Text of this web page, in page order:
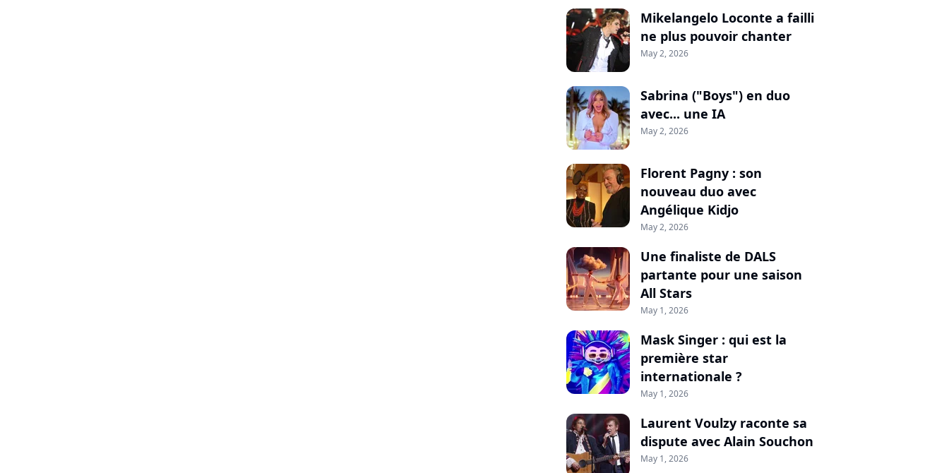
Mikelangelo Loconte a failli
ne plus pouvoir chanter
May 2, 2026
Sabrina ("Boys") en duo
avec... une IA
May 2, 2026
Florent Pagny : son
nouveau duo avec
Angélique Kidjo
May 2, 2026
Une finaliste de DALS
partante pour une saison
All Stars
May 1, 2026
Mask Singer : qui est la
première star
internationale ?
May 1, 2026
Laurent Voulzy raconte sa
dispute avec Alain Souchon
May 1, 2026